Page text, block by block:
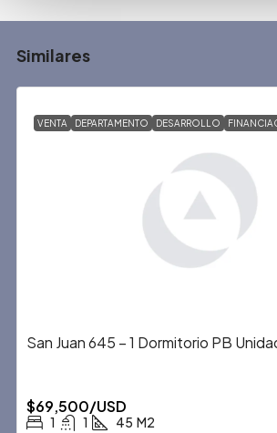
Similares
VENTA DEPARTAMENTO DESARROLLO
San Juan 645 – 1 Dormitorio PB
$69,500/USD
1 1 45 M2